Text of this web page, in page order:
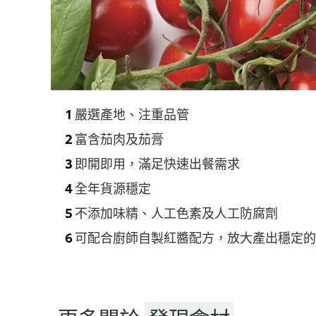
嚴選產地、注重品管
富含茄肉及茄膏
即開即用，滿足快速出餐需求
全年貨源穩定
不添加味精、人工色素及人工防腐劑
可配合廚師自製紅醬配方，放大產出穩定